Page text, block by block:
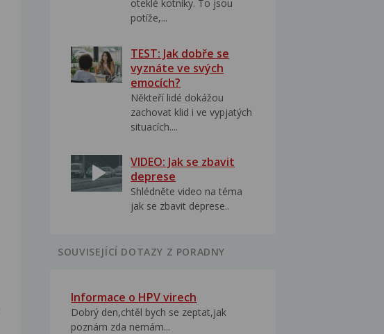
oteklé kotníky. To jsou
potíže,...
TEST: Jak dobře se
vyznáte ve svých
emocích?
Někteří lidé dokážou
zachovat klid i ve vypjatých
situacích....
VIDEO: Jak se zbavit
deprese
Shlédněte video na téma
jak se zbavit deprese..
SOUVISEJÍCÍ DOTAZY Z PORADNY
Informace o HPV virech
Dobrý den,chtěl bych se zeptat,jak
poznám zda nemám...